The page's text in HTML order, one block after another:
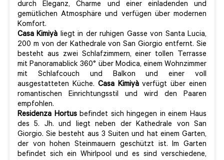
durch Eleganz, Charme und einer einladenden und
gemütlichen Atmosphäre und verfügen über modernen
Komfort.
Casa Kimiyà liegt in der ruhigen Gasse von Santa Lucia,
200 m von der Kathedrale von San Giorgio entfernt. Sie
besteht aus zwei Schlafzimmern, einer tollen Terrasse
mit Panoramablick 360° über Modica, einem Wohnzimmer
mit Schlafcouch und Balkon und einer voll
ausgestatteten Küche. Casa Kimiyàverfügt über einen
romantischen Einrichtungsstil und wird den Paaren
empfohlen.
Residenza Hortusbefindet sich hingegen in einem Haus
des 5. Jh. und liegt neben der Kathedrale von San
Giorgio. Sie besteht aus 3 Suiten und hat einem Garten,
der von hohen Steinmauern geschützt ist. Im Garten
befindet sich ein Whirlpool und es sind verschiedene,